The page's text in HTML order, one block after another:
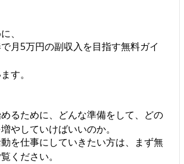
、
で月5万円の副収入を目指す無料ガイ
す。
るために、どんな準備をして、どの
やしていけばいいのか。
を仕事にしていきたい方は、まず無
ください。